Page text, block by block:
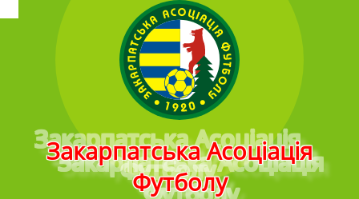
Головне меню
Закарпатська Асоціація
Футболу